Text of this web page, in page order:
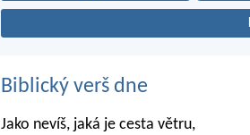
Biblický verš dne
Jako nevíš, jaká je cesta větru,